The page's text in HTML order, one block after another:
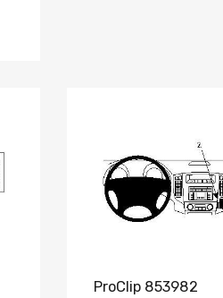
ProClip 853982